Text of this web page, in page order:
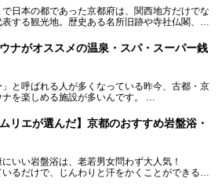
店街で働く人々を支えてきたこの2軒の銭湯とと
京都府舞鶴市のPR記事です。
日本の都であった京都府は、関西地方だけでな
表する観光地。歴史ある名所旧跡や寺社仏閣、そ
な京都府で2025年現在おすすめのスーパー銭
す。
ー気分を満喫できる温泉施設まで、好みのスーパ
てみてくださいね。
ナがオススメの温泉・スパ・スーパー銭
」と呼ばれる人が多くなっている昨今、古都・京
を楽しめる施設が多いんです。
なサウナを探すのもいいですが、さまざまなサウ
てみたいですよね。
施設を紹介します。
ムリエが選んだ】京都のおすすめ岩盤浴・
いい岩盤浴は、老若男女問わず大人気！
るだけで、じんわりと汗をかくことができるの